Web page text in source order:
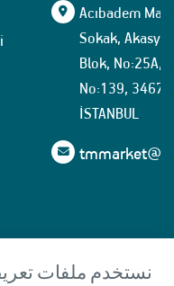
نستخدم ملفات تعريف
Acıbadem
Sokak, Akasya
Blok, No:25A,
No:139,
İSTANBUL